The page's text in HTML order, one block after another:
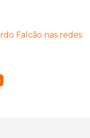
Falcão nas redes